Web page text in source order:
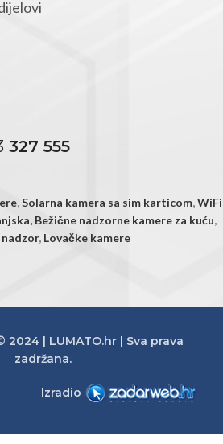
327 555
,Solarna kamera sa sim karticom,WiFi
Bežične nadzorne kamere za kuću,
, Lovačke kamere
| LUMATO.hr | Sva prava
zadržana.
Izradio